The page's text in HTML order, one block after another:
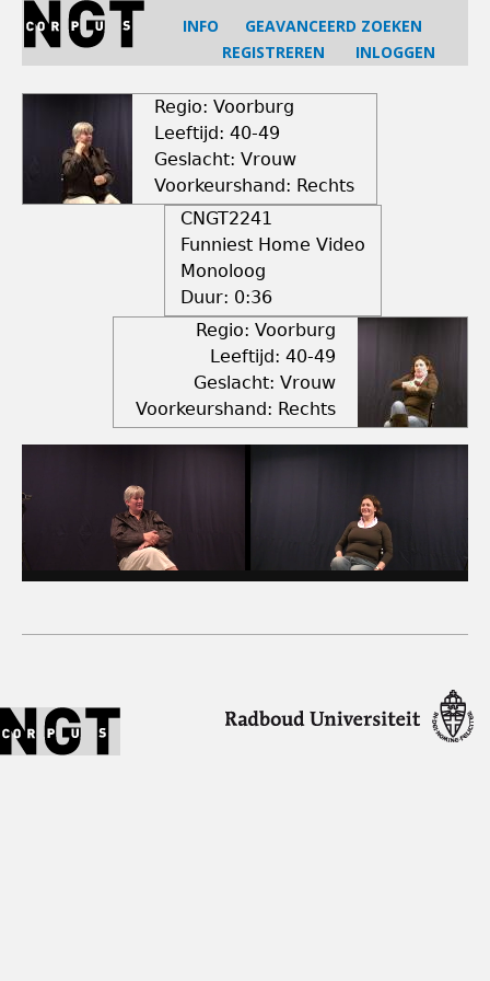
Jump
navigation
INFO
GEAVANCEERD ZOEKEN
REGISTREREN
INLOGGEN
Regio: Voorburg
Leeftijd: 40-49
Geslacht: Vrouw
Voorkeurshand: Rechts
CNGT2241
Funniest Home Video
Monoloog
Duur: 0:36
Regio: Voorburg
Leeftijd: 40-49
Geslacht: Vrouw
Voorkeurshand: Rechts